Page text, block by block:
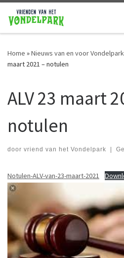
Ga naar de inhoud
Home »Nieuws van en voor
maart 2021 – notulen
ALV 23 maart
notulen
door vriend van het Vondelpark |
Notulen-ALV-van-23-maart-2021